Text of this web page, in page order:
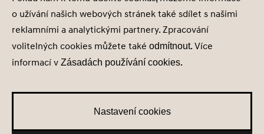
Nastavení cookies
Zásady zpracování osobních údajů
Seznam příjemců
Správa souhlasů
Obchodní podmínky
o užívání našich webových stránek také sdílet s našimi
reklamními a analytickými partnery. Zpracování
volitelných cookies můžete také odmítnout. Více
informací v Zásadách používání cookies.
Nastavení cookies